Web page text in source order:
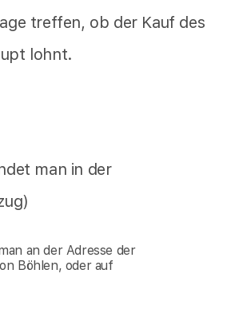
treffen, ob der Kauf des
lohnt.
man in der
an der Adresse der
Böhlen, oder auf